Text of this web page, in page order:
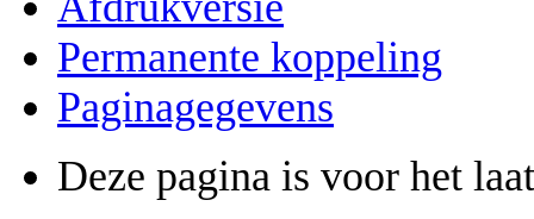
Permanente koppeling
Paginagegevens
Deze pagina is voor het